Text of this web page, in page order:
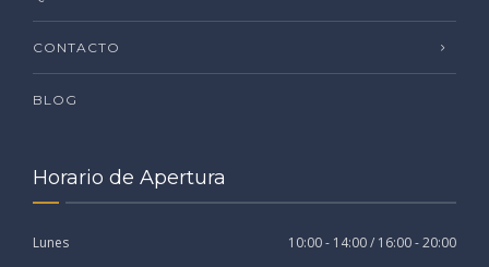
CONTACTO
BLOG
Horario de Apertura
Lunes 10:00 - 14:00 / 16:00 - 20:00